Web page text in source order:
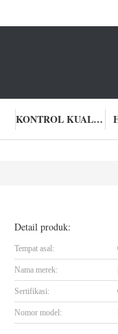
KONTROL KUALITAS
Detail produk:
Tempat asal:
Nama merek:
Sertifikasi:
Nomor model: